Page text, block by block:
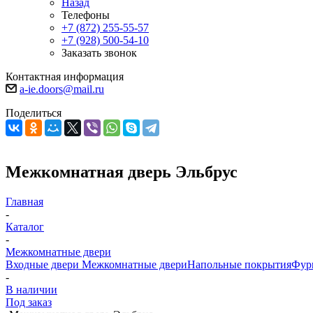
Назад
Телефоны
+7 (872) 255-55-57
+7 (928) 500-54-10
Заказать звонок
Контактная информация
a-ie.doors@mail.ru
Поделиться
Межкомнатная дверь Эльбрус
Главная
-
Каталог
-
Межкомнатные двери
Входные двери Межкомнатные двериНапольные покрытия
-
В наличии
Под заказ